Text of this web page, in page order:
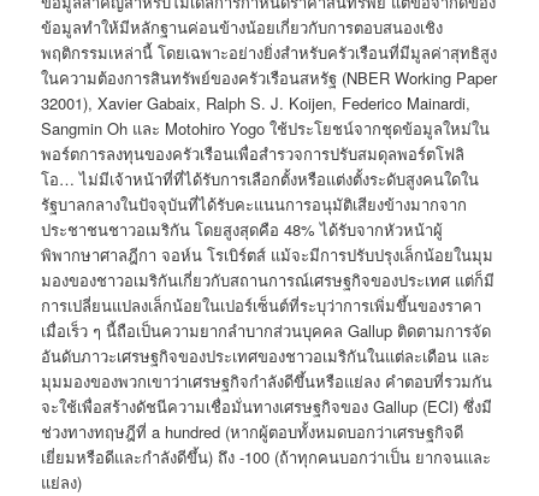
ข้อมูลทำให้มีหลักฐานค่อนข้างน้อยเกี่ยวกับการตอบสนองเชิง
พฤติกรรมเหล่านี้ โดยเฉพาะอย่างยิ่งสำหรับครัวเรือนที่มีมูลค่าสุทธิสูง
ในความต้องการสินทรัพย์ของครัวเรือนสหรัฐ (NBER Working Paper
32001), Xavier Gabaix, Ralph S. J. Koijen, Federico Mainardi,
Sangmin Oh และ Motohiro Yogo ใช้ประโยชน์จากชุดข้อมูลใหม่ใน
พอร์ตการลงทุนของครัวเรือนเพื่อสำรวจการปรับสมดุลพอร์ตโฟลิ
โอ… ไม่มีเจ้าหน้าที่ที่ได้รับการเลือกตั้งหรือแต่งตั้งระดับสูงคนใดใน
รัฐบาลกลางในปัจจุบันที่ได้รับคะแนนการอนุมัติเสียงข้างมากจาก
ประชาชนชาวอเมริกัน โดยสูงสุดคือ 48% ได้รับจากหัวหน้าผู้
พิพากษาศาลฎีกา จอห์น โรเบิร์ตส์ แม้จะมีการปรับปรุงเล็กน้อยในมุม
มองของชาวอเมริกันเกี่ยวกับสถานการณ์เศรษฐกิจของประเทศ แต่ก็มี
การเปลี่ยนแปลงเล็กน้อยในเปอร์เซ็นต์ที่ระบุว่าการเพิ่มขึ้นของราคา
เมื่อเร็ว ๆ นี้ถือเป็นความยากลำบากส่วนบุคคล Gallup ติดตามการจัด
อันดับภาวะเศรษฐกิจของประเทศของชาวอเมริกันในแต่ละเดือน และ
มุมมองของพวกเขาว่าเศรษฐกิจกำลังดีขึ้นหรือแย่ลง คำตอบที่รวมกัน
จะใช้เพื่อสร้างดัชนีความเชื่อมั่นทางเศรษฐกิจของ Gallup (ECI) ซึ่งมี
ช่วงทางทฤษฎีที่ a hundred (หากผู้ตอบทั้งหมดบอกว่าเศรษฐกิจดี
เยี่ยมหรือดีและกำลังดีขึ้น) ถึง -100 (ถ้าทุกคนบอกว่าเป็น ยากจนและ
แย่ลง)